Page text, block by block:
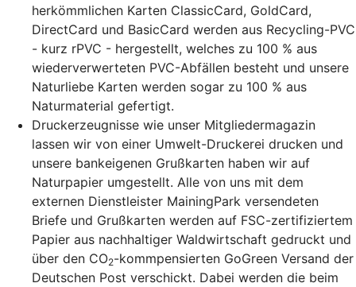
herkömmlichen Karten ClassicCard, GoldCard,
DirectCard und BasicCard werden aus Recycling-PVC
- kurz rPVC - hergestellt, welches zu 100 % aus
wiederverwerteten PVC-Abfällen besteht und unsere
Naturliebe Karten werden sogar zu 100 % aus
Naturmaterial gefertigt.
Druckerzeugnisse wie unser Mitgliedermagazin
lassen wir von einer Umwelt-Druckerei drucken und
unsere bankeigenen Grußkarten haben wir auf
Naturpapier umgestellt. Alle von uns mit dem
externen Dienstleister MainingPark versendeten
Briefe und Grußkarten werden auf FSC-zertifiziertem
Papier aus nachhaltiger Waldwirtschaft gedruckt und
über den CO2-kommpensierten GoGreen Versand der
Deutschen Post verschickt. Dabei werden die beim